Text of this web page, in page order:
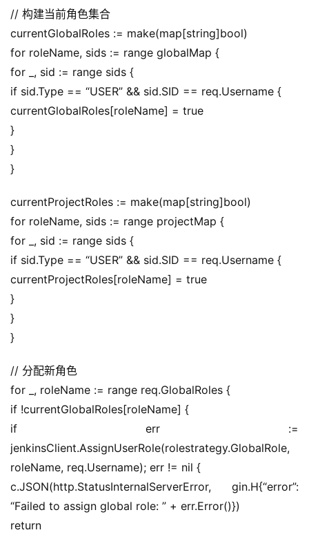
// 构建当前角色集合
currentGlobalRoles := make(map[string]bool)
for roleName, sids := range globalMap {
for _, sid := range sids {
if sid.Type == “USER” && sid.SID == req.Username {
currentGlobalRoles[roleName] = true
}
}
}
currentProjectRoles := make(map[string]bool)
for roleName, sids := range projectMap {
for _, sid := range sids {
if sid.Type == “USER” && sid.SID == req.Username {
currentProjectRoles[roleName] = true
}
}
}
// 分配新角色
for _, roleName := range req.GlobalRoles {
if !currentGlobalRoles[roleName] {
if err :=
jenkinsClient.AssignUserRole(rolestrategy.GlobalRole,
roleName, req.Username); err != nil {
c.JSON(http.StatusInternalServerError, gin.H{“error”:
“Failed to assign global role: ” + err.Error()})
return